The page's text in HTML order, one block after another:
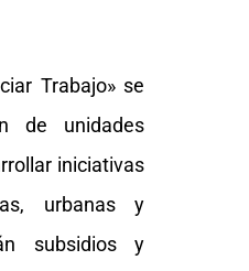
Trabajo» se
de unidades
iniciativas
urbanas y
subsidios y